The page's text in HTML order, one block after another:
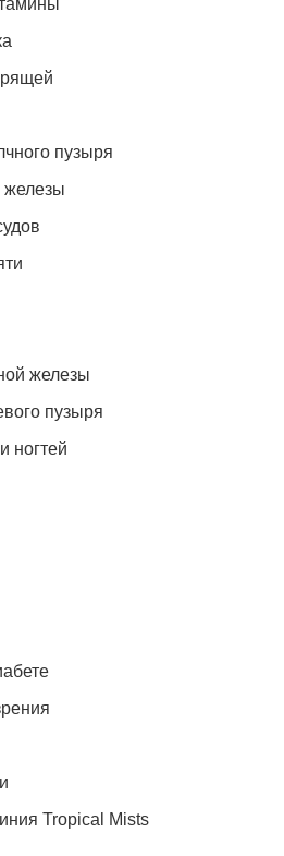
пузыря
железы
железы
пузыря
ногтей
Tropical Mists